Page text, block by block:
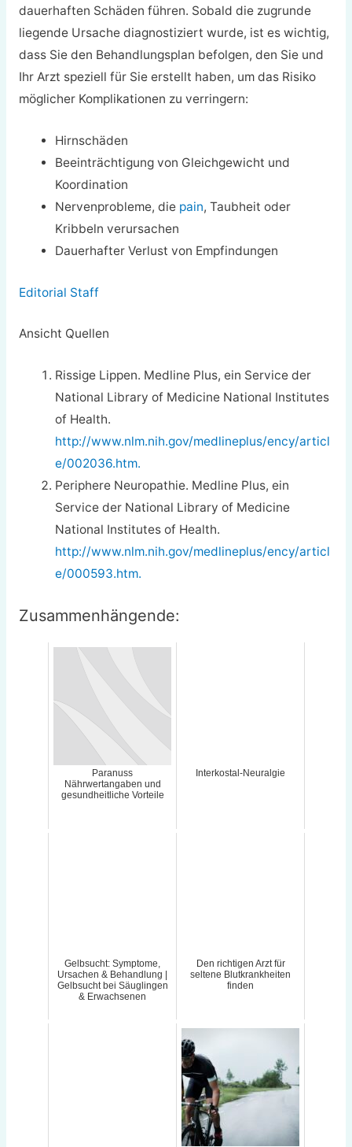
dauerhaften Schäden führen. Sobald die zugrunde
liegende Ursache diagnostiziert wurde, ist es wichtig,
dass Sie den Behandlungsplan befolgen, den Sie und
Ihr Arzt speziell für Sie erstellt haben, um das Risiko
möglicher Komplikationen zu verringern:
Hirnschäden
Beeinträchtigung von Gleichgewicht und
Koordination
Nervenprobleme, die pain, Taubheit oder
Kribbeln verursachen
Dauerhafter Verlust von Empfindungen
Editorial Staff
Ansicht Quellen
Rissige Lippen. Medline Plus, ein Service der
National Library of Medicine National Institutes
of Health.
http://www.nlm.nih.gov/medlineplus/ency/articl
e/002036.htm.
Periphere Neuropathie. Medline Plus, ein
Service der National Library of Medicine
National Institutes of Health.
http://www.nlm.nih.gov/medlineplus/ency/articl
e/000593.htm.
Zusammenhängende:
Paranuss
Nährwertangaben und
gesundheitliche Vorteile
Interkostal-Neuralgie
Gelbsucht: Symptome,
Ursachen & Behandlung |
Gelbsucht bei Säuglingen
& Erwachsenen
Den richtigen Arzt für
seltene Blutkrankheiten
finden